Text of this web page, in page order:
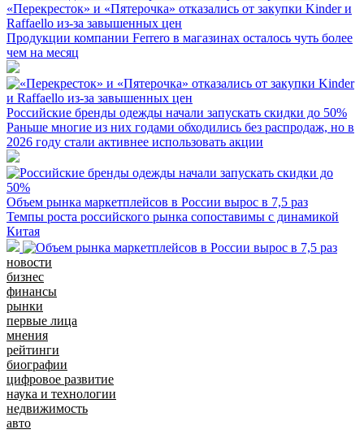
«Перекресток» и «Пятерочка» отказались от закупки Kinder и
Raffaello из-за завышенных цен
Продукции компании Ferrero в магазинах осталось чуть более
чем на месяц
Российские бренды одежды начали запускать скидки до 50%
Раньше многие из них годами обходились без распродаж, но в
2026 году стали активнее использовать акции
Объем рынка маркетплейсов в России вырос в 7,5 раз
Темпы роста российского рынка сопоставимы с динамикой
Китая
новости
бизнес
финансы
рынки
первые лица
мнения
рейтинги
биографии
цифровое развитие
наука и технологии
недвижимость
авто